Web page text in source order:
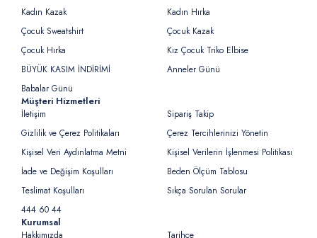
Kadın Kazak
Kadın Hırka
Çocuk Sweatshirt
Çocuk Kazak
Çocuk Hırka
Kız Çocuk Triko Elbise
BÜYÜK KASIM İNDİRİMİ
Anneler Günü
Babalar Günü
Müşteri Hizmetleri
İletişim
Sipariş Takip
Gizlilik ve Çerez Politikaları
Çerez Tercihlerinizi Yönetin
Kişisel Veri Aydınlatma Metni
Kişisel Verilerin İşlenmesi Politikası
İade ve Değişim Koşulları
Beden Ölçüm Tablosu
Teslimat Koşulları
Sıkça Sorulan Sorular
444 60 44
Kurumsal
Hakkımızda
Tarihçe